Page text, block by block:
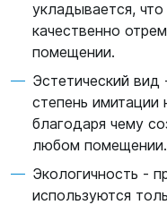
укладывается,
качественно
помещении.
Эстетический
степень имитации
благодаря чему
любом помещении.
Экологичность -
используются